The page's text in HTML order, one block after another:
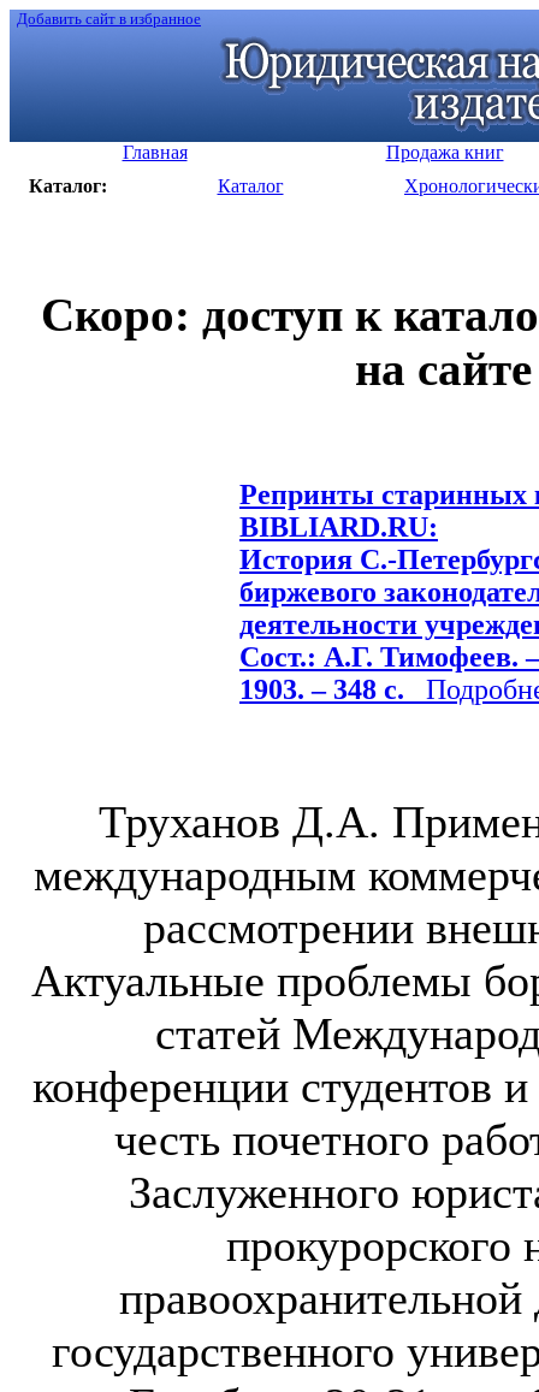
Добавить сайт в избранное
Главная
Продажа книг
Каталог:
Каталог
Скоро: доступ к
на
Репринты старинных
BIBLIARD.RU:
История С.-
биржевого
деятельности
Сост.: А.Г. Тимофеев.
1903. – 348 с.
Труханов Д.А.
международным
рассмотрении
Актуальные проблемы
статей
конференции студентов
честь почетного
Заслуженного
прокурорского
правоохранительной
государственного